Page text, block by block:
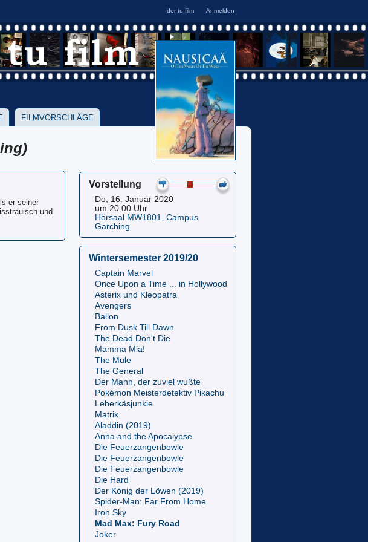
FILMVORSCHLÄGE
Vorstellung
Do, 16. Januar 2020
um 20:00 Uhr
Hörsaal MW1801, Campus
Garching
Wintersemester 2019/20
Captain Marvel
Once Upon a Time ... in Hollywood
Asterix und Kleopatra
Avengers
Ballon
From Dusk Till Dawn
The Dead Don't Die
Mamma Mia!
The Mule
The General
Der Mann, der zuviel wußte
Pokémon Meisterdetektiv Pikachu
Leberkäsjunkie
Matrix
Aladdin (2019)
Anna and the Apocalypse
Die Feuerzangenbowle
Die Feuerzangenbowle
Die Feuerzangenbowle
Die Hard
Der König der Löwen (2019)
Spider-Man: Far From Home
Iron Sky
Mad Max: Fury Road
Joker
er seiner
und